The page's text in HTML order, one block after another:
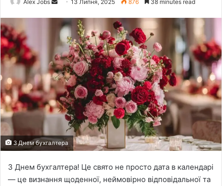
Alex Jobs
email
13 Липня, 2025 876 38 minutes read
З Днем бухгалтера
З Днем бухгалтера! Це свято не просто дата в календарі
— це визнання щоденної, неймовірно відповідальної та